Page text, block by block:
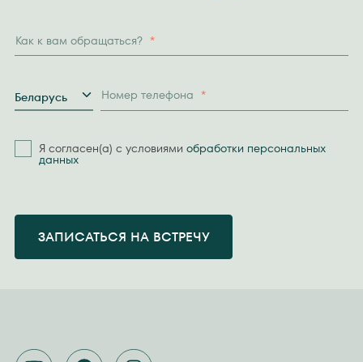
Как к вам обращаться? *
Беларусь Номер телефона *
Я согласен(а) с условиямиобработки персональных
данных
ЗАПИСАТЬСЯ НА ВСТРЕЧУ